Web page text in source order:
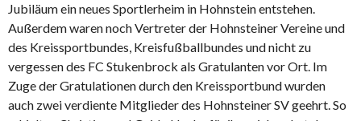
Jubiläum ein neues Sportlerheim in Hohnstein entstehen.
Außerdem waren noch Vertreter der Hohnsteiner Vereine und
des Kreissportbundes, Kreisfußballbundes und nicht zu
vergessen des FC Stukenbrock als Gratulanten vor Ort. Im
Zuge der Gratulationen durch den Kreissportbund wurden
auch zwei verdiente Mitglieder des Hohnsteiner SV geehrt. So